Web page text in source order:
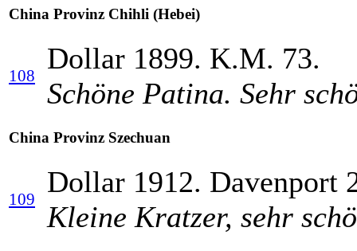
China Provinz Chihli (Hebei)
108
Dollar 1899. K.M. 73.
Schöne Patina. Sehr
China Provinz Szechuan
109
Dollar 1912. Davenport
Kleine Kratzer, sehr